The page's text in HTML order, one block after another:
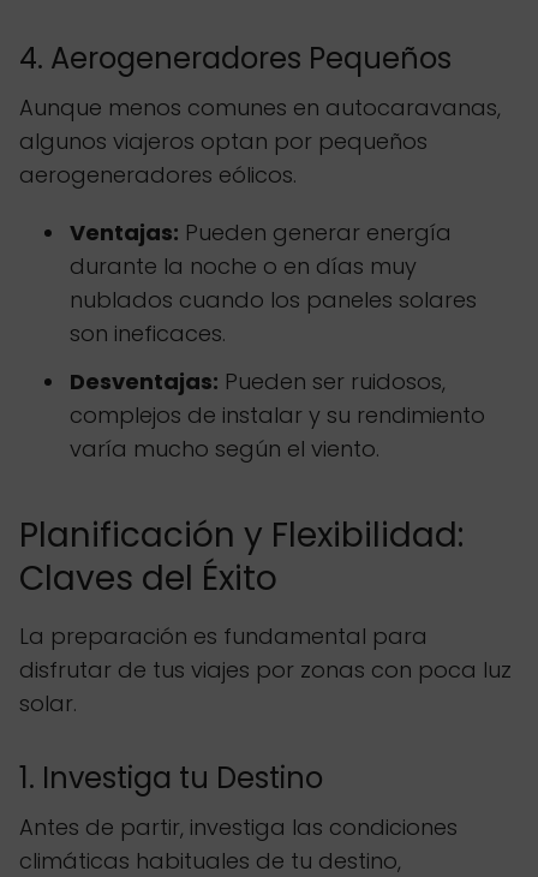
4. Aerogeneradores Pequeños
Aunque menos comunes en autocaravanas,
algunos viajeros optan por pequeños
aerogeneradores eólicos.
Ventajas: Pueden generar energía
durante la noche o en días muy
nublados cuando los paneles solares
son ineficaces.
Desventajas: Pueden ser ruidosos,
complejos de instalar y su rendimiento
varía mucho según el viento.
Planificación y Flexibilidad:
Claves del Éxito
La preparación es fundamental para
disfrutar de tus viajes por zonas con poca luz
solar.
1. Investiga tu Destino
Antes de partir, investiga las condiciones
climáticas habituales de tu destino,